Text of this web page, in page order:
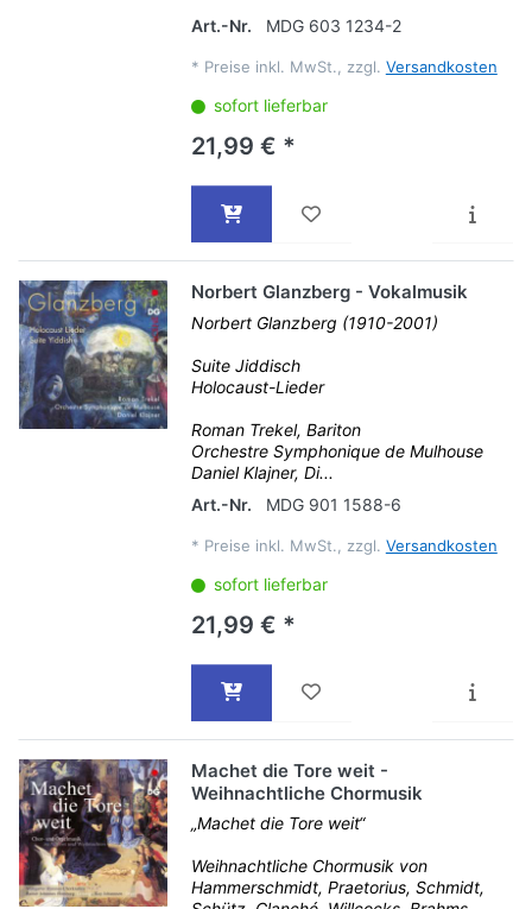
Art.-Nr. MDG 603 1234-2
* Preise inkl. MwSt., zzgl. Versandkosten
sofort lieferbar
21,99 € *
Norbert Glanzberg - Vokalmusik
Norbert Glanzberg (1910-2001)
Suite Jiddisch
Holocaust-Lieder
Roman Trekel, Bariton
Orchestre Symphonique de Mulhouse
Daniel Klajner, Di...
Art.-Nr.
MDG 901 1588-6
* Preise inkl. MwSt., zzgl. Versandkosten
sofort lieferbar
21,99 € *
Machet die Tore weit -
Weihnachtliche Chormusik
„Machet die Tore weit“
Weihnachtliche Chormusik von
Hammerschmidt, Praetorius, Schmidt,